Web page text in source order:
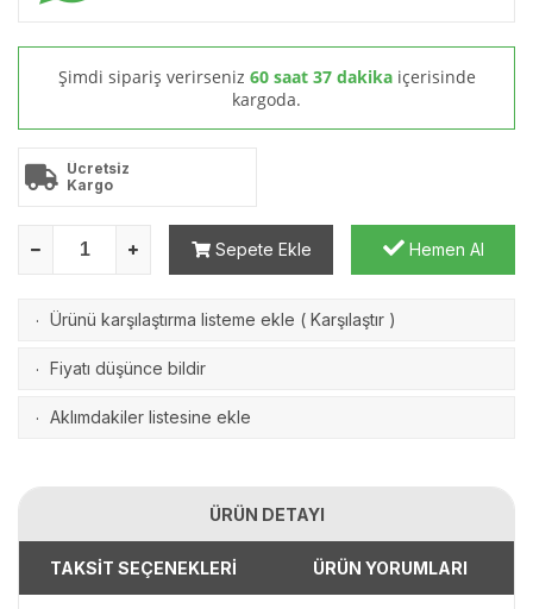
Şimdi sipariş verirseniz 60 saat 37 dakika içerisinde
kargoda.
Ücretsiz
Kargo
Sepete Ekle Hemen Al
· Ürünü karşılaştırma listeme ekle ( Karşılaştır )
· Fiyatı düşünce bildir
· Aklımdakiler listesine ekle
ÜRÜN DETAYI
TAKSİT SEÇENEKLERİ ÜRÜN YORUMLARI